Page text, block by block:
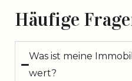
Häufige
Was ist meine
wert?